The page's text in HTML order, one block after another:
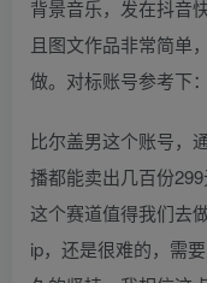
背景音乐，发在抖音
且图文作品非常简单
做。对标账号参考下
比尔盖男这个账号，
播都能卖出几百份
这个赛道值得我们去
ip，还是很难的，需